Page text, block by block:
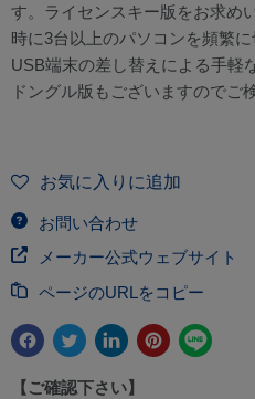
す。ライセンスキー版をお求め
時に3台以上のパソコンを頻繁
USB端末の差し替えによる手軽
ドングル版もございますのでご
お気に入りに追加
お問い合わせ
メーカー公式ウェブサイト
ページのURLをコピー
【ご確認下さい】